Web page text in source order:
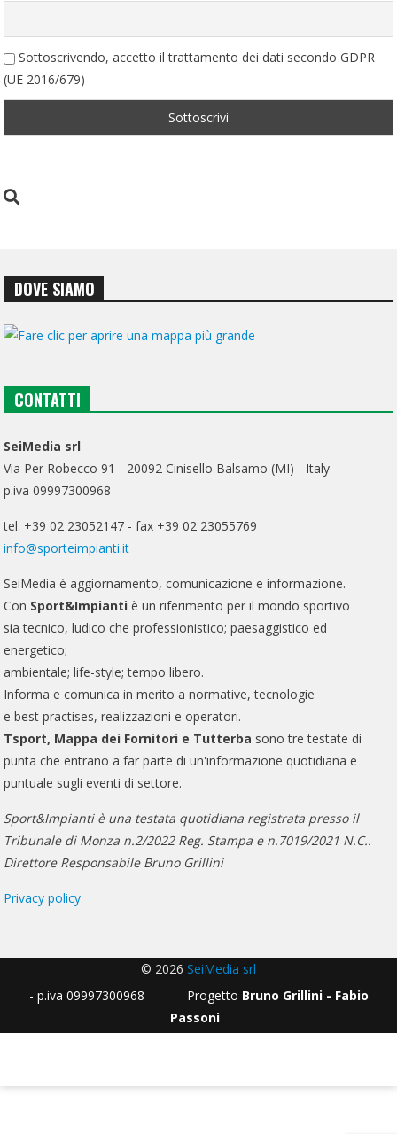
Sottoscrivendo, accetto il trattamento dei dati secondo GDPR
(UE 2016/679)
DOVE SIAMO
CONTATTI
SeiMedia srl
Via Per Robecco 91 - 20092 Cinisello Balsamo (MI) - Italy
p.iva 09997300968
tel. +39 02 23052147 - fax +39 02 23055769
info@sporteimpianti.it
SeiMedia è aggiornamento, comunicazione e informazione.
Con Sport&Impianti è un riferimento per il mondo sportivo
sia tecnico, ludico che professionistico; paesaggistico ed
energetico;
ambientale; life-style; tempo libero.
Informa e comunica in merito a normative, tecnologie
e best practises, realizzazioni e operatori.
Tsport, Mappa dei Fornitori e Tutterba sono tre testate di
punta che entrano a far parte di un'informazione quotidiana e
puntuale sugli eventi di settore.
Sport&Impianti è una testata quotidiana registrata presso il
Tribunale di Monza n.2/2022 Reg. Stampa e n.7019/2021 N.C..
Direttore Responsabile Bruno Grillini
Privacy policy
© 2026 SeiMedia srl
- p.iva 09997300968 Progetto Bruno Grillini - Fabio
Passoni